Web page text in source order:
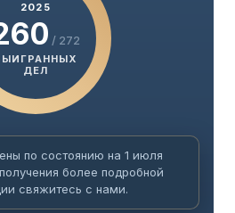
2025
/ 272
ДЕЛ
по состоянию на 1 июля
более подробной
свяжитесь с нами.